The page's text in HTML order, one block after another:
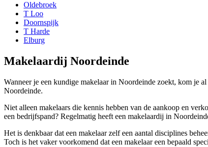
Oldebroek
T Loo
Doornspijk
T Harde
Elburg
Makelaardij Noordeinde
Wanneer je een kundige makelaar in Noordeinde zoekt, kom je
Noordeinde.
Niet alleen makelaars die kennis hebben van de aankoop en
een bedrijfspand? Regelmatig heeft een makelaardij in
Het is denkbaar dat een makelaar zelf een aantal disciplines
Toch is het vaker voorkomend dat een makelaar een bepaald